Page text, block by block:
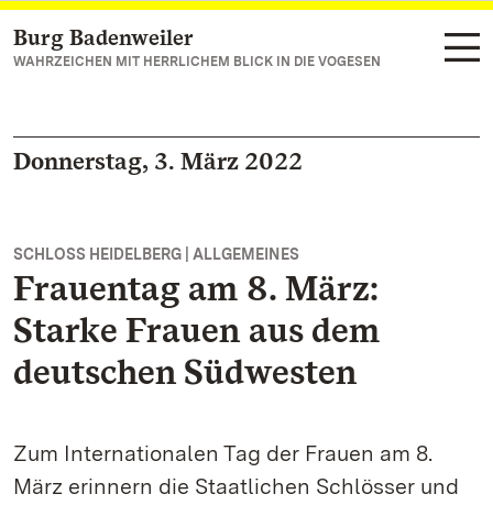
Zum Hauptinhalt springen
Burg Badenweiler
WAHRZEICHEN MIT HERRLICHEM BLICK IN DIE VOGESEN
Donnerstag, 3. März 2022
SCHLOSS HEIDELBERG | ALLGEMEINES
Frauentag am 8. März:
Starke Frauen aus dem
deutschen Südwesten
Zum Internationalen Tag der Frauen am 8.
März erinnern die Staatlichen Schlösser und